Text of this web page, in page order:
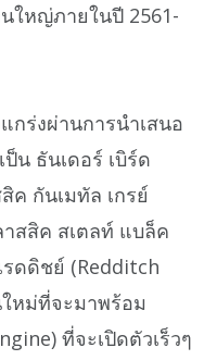
ใหญ่ภายในปี 2561-
กร่งผ่านการนำเสนอ
น ธันเดอร์ เบิร์ด
ค กันเมทัล เกรย์
สสิค สเตลท์ แบล็ค
รดดิชย์ (Redditch
หม่ที่จะมาพร้อม
ที่จะเปิดตัวเร็วๆ